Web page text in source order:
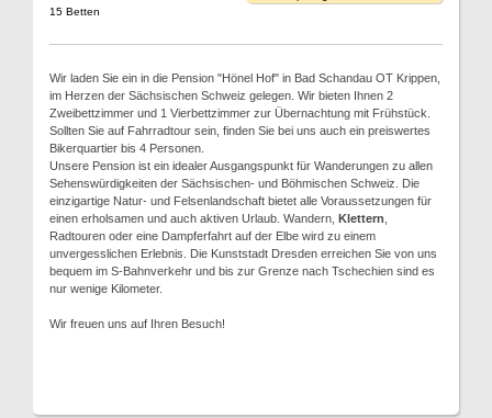
15 Betten
Wir laden Sie ein in die Pension "Hönel Hof" in Bad Schandau OT Krippen,
im Herzen der Sächsischen Schweiz gelegen. Wir bieten Ihnen 2
Zweibettzimmer und 1 Vierbettzimmer zur Übernachtung mit Frühstück.
Sollten Sie auf Fahrradtour sein, finden Sie bei uns auch ein preiswertes
Bikerquartier bis 4 Personen.
Unsere Pension ist ein idealer Ausgangspunkt für Wanderungen zu allen
Sehenswürdigkeiten der Sächsischen- und Böhmischen Schweiz. Die
einzigartige Natur- und Felsenlandschaft bietet alle Voraussetzungen für
einen erholsamen und auch aktiven Urlaub. Wandern, Klettern
Radtouren oder eine Dampferfahrt auf der Elbe wird zu einem
unvergesslichen Erlebnis. Die Kunststadt Dresden erreichen Sie von uns
bequem im S-Bahnverkehr und bis zur Grenze nach Tschechien sind es
nur wenige Kilometer.
Wir freuen uns auf Ihren Besuch!